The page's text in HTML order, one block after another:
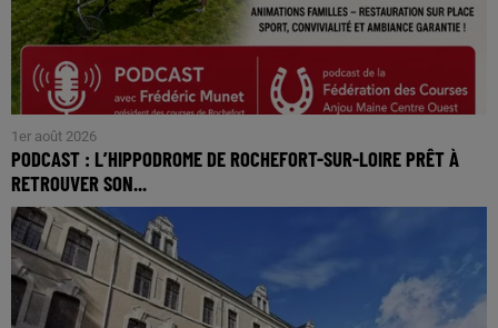
1er août 2026
PODCAST : L’HIPPODROME DE ROCHEFORT-SUR-LOIRE PRÊT À
RETROUVER SON...